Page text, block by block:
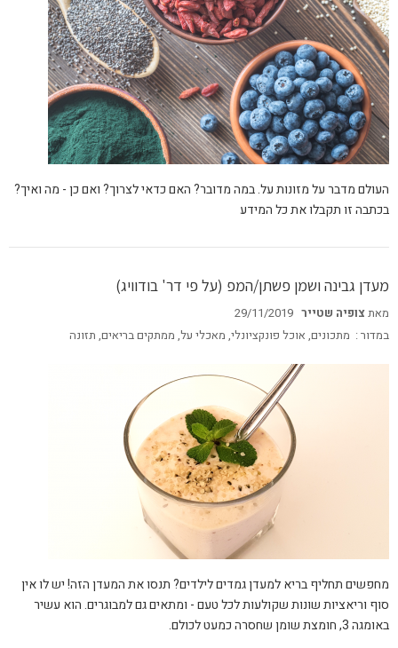
העולם מדבר על מזונות על. במה מדובר? האם כדאי לצרוך? ואם כן - מה ואיך?
בכתבה זו תקבלו את כל המידע
מעדן גבינה ושמן פשתן/המפ (על פי דר' בודוויג)
מאתצופיה שטייר 29/11/2019
במדור : מתכונים, אוכל פונקציונלי, מאכלי על, ממתקים בריאים, תזונה
מחפשים תחליף בריא למעדן גמדים לילדים? תנסו את המעדן הזה! יש לו אין
סוף וריאציות שונות שקולעות לכל טעם - ומתאים גם למבוגרים. הוא עשיר
באומגה 3, חומצת שומן שחסרה כמעט לכולם.